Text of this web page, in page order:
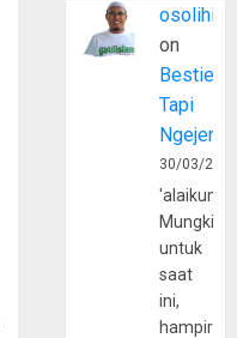
osolihin
on
Bestie
Tapi
30/03/
Mungkin
untuk
saat
ini,
hampir